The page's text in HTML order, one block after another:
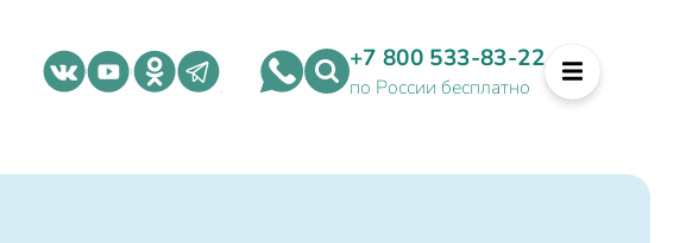
+7 800 533-83-22
по России бесплатно